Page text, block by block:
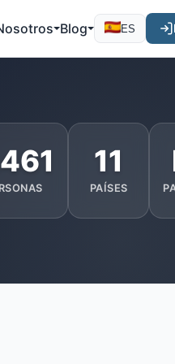
Blog ES
11
PAÍSES